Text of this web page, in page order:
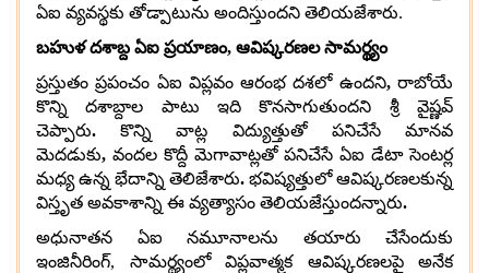
ఏఐ వ్యవస్థకు తోడ్పాటును అందిస్తుందని తెలియజేశారు.
బహుళ దశాబ్ద ఏఐ ప్రయాణం, ఆవిష్కరణల సామర్థ్యం
ప్రస్తుతం ప్రపంచం ఏఐ విప్లవం ఆరంభ దశలో ఉందని,రాబోయే
కొన్ని దశాబ్దాల పాటు ఇది కొనసాగుతుందని శ్రీ వైష్ణవ్
చెప్పారు.కొన్ని వాట్ల విద్యుత్తుతో పనిచేసే మానవ
మెదడుకు, వందల కొద్దీ మెగావాట్లతో పనిచేసే ఏఐ డేటా సెంటర్ల
మధ్య ఉన్న భేదాన్ని తెలిజేశారు. భవిష్యత్తులో ఆవిష్కరణలకున్న
విస్తృత అవకాశాన్ని ఈ వ్యత్యాసం తెలియజేస్తుందన్నారు.
అధునాతన ఏఐ నమూనాలను తయారు చేసేందుకు
ఇంజినీరింగ్, సామర్థ్యంలో విప్లవాత్మక ఆవిష్కరణలపై అనేక